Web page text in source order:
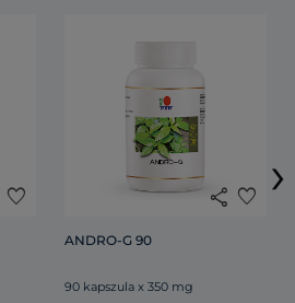
favorite share favorite
ANDRO-G 90
90 kapszula x 350 mg
›